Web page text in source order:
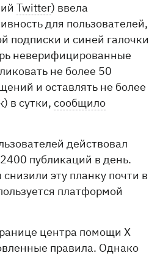
Twitter) ввела
для пользователей,
подписки и синей галочки
неверифицированные
не более 50
и оставлять не более
в сутки,сообщило
действовал
публикаций в день.
эту планку почти в
платформой
центра помощи X
правила. Однако